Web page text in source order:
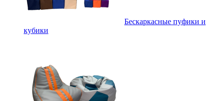
Бескаркасные пуфики и
кубики